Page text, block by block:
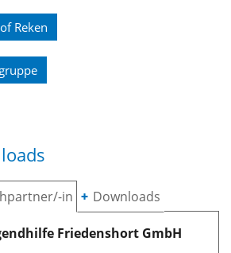
Reken
in Downloads
Friedenshort GmbH
speichert die ausgewählten
Optionen des Benutzers
anzeigen zu können,
diesen externen Medien Cookies